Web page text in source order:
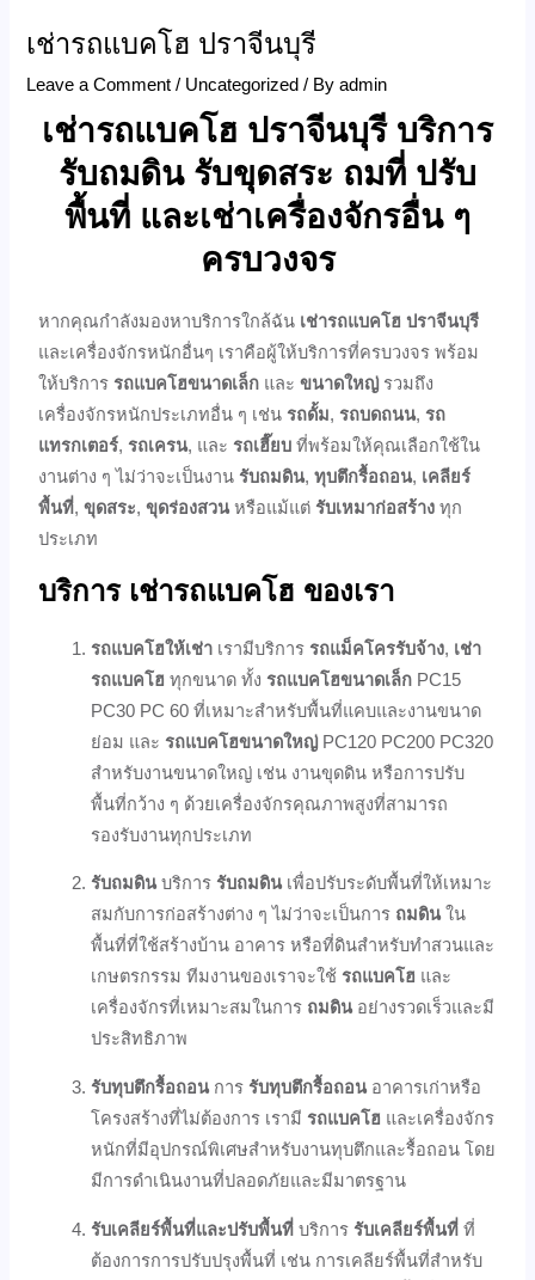
เช่ารถแบคโฮ ปราจีนบุรี
Leave a Comment / Uncategorized / Byadmin
เช่ารถแบคโฮ ปราจีนบุรี บริการ
รับถมดิน รับขุดสระ ถมที่ ปรับ
พื้นที่ และเช่าเครื่องจักรอื่น ๆ
ครบวงจร
หากคุณกำลังมองหาบริการใกล้ฉัน เช่ารถแบคโฮ ปราจีนบุรี
และเครื่องจักรหนักอื่นๆ เราคือผู้ให้บริการที่ครบวงจร พร้อม
ให้บริการรถแบคโฮขนาดเล็ก และขนาดใหญ่รวมถึง
เครื่องจักรหนักประเภทอื่น ๆ เช่นรถดั้ม,รถบดถนน,รถ
แทรกเตอร์,รถเครน, และรถเฮี๊ยบ ที่พร้อมให้คุณเลือกใช้ใน
งานต่าง ๆ ไม่ว่าจะเป็นงานรับถมดิน,ทุบตึกรื้อถอน, เคลียร์
พื้นที่,ขุดสระ,ขุดร่องสวนหรือแม้แต่รับเหมาก่อสร้าง ทุก
ประเภท
บริการ เช่ารถแบคโฮ ของเรา
รถแบคโฮให้เช่า เรามีบริการรถแม็คโครรับจ้าง, เช่า
รถแบคโฮ ทุกขนาด ทั้งรถแบคโฮขนาดเล็ก PC15
PC30 PC 60 ที่เหมาะสำหรับพื้นที่แคบและงานขนาด
ย่อม และรถแบคโฮขนาดใหญ่PC120 PC200 PC320
สำหรับงานขนาดใหญ่ เช่น งานขุดดิน หรือการปรับ
พื้นที่กว้าง ๆ ด้วยเครื่องจักรคุณภาพสูงที่สามารถ
รองรับงานทุกประเภท
รับถมดินบริการรับถมดินเพื่อปรับระดับพื้นที่ให้เหมาะ
สมกับการก่อสร้างต่าง ๆ ไม่ว่าจะเป็นการ ถมดินใน
พื้นที่ที่ใช้สร้างบ้าน อาคาร หรือที่ดินสำหรับทำสวนและ
เกษตรกรรม ทีมงานของเราจะใช้รถแบคโฮ และ
เครื่องจักรที่เหมาะสมในการ ถมดินอย่างรวดเร็วและมี
ประสิทธิภาพ
รับทุบตึกรื้อถอนการรับทุบตึกรื้อถอนอาคารเก่าหรือ
โครงสร้างที่ไม่ต้องการ เรามีรถแบคโฮ และเครื่องจักร
หนักที่มีอุปกรณ์พิเศษสำหรับงานทุบตึกและรื้อถอน โดย
มีการดำเนินงานที่ปลอดภัยและมีมาตรฐาน
รับเคลียร์พื้นที่และปรับพื้นที่ บริการรับเคลียร์พื้นที่ ที่
ต้องการการปรับปรุงพื้นที่ เช่น การเคลียร์พื้นที่สำหรับ